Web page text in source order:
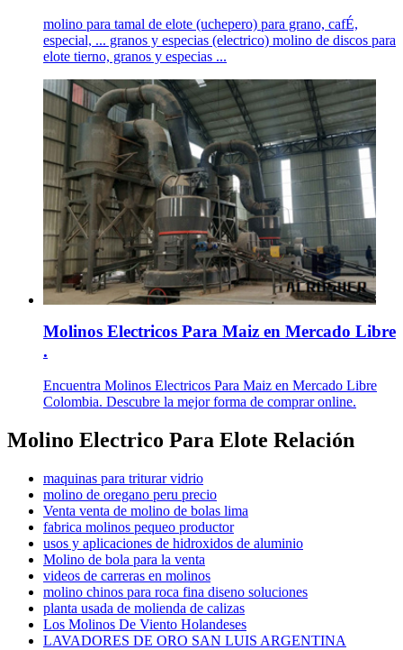
molino para tamal de elote (uchepero) para grano, cafÉ,
especial, ... granos y especias (electrico) molino de discos para
elote tierno, granos y especias ...
Molinos Electricos Para Maiz en Mercado Libre
.
Encuentra Molinos Electricos Para Maiz en Mercado Libre
Colombia. Descubre la mejor forma de comprar online.
Molino Electrico Para Elote Relación
maquinas para triturar vidrio
molino de oregano peru precio
Venta venta de molino de bolas lima
fabrica molinos pequeo productor
usos y aplicaciones de hidroxidos de aluminio
Molino de bola para la venta
videos de carreras en molinos
molino chinos para roca fina diseno soluciones
planta usada de molienda de calizas
Los Molinos De Viento Holandeses
LAVADORES DE ORO SAN LUIS ARGENTINA